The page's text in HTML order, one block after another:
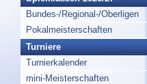
Bundes-/Regional-/Oberligen
Pokalmeisterschaften
Turniere
Turnierkalender
mini-Meisterschaften